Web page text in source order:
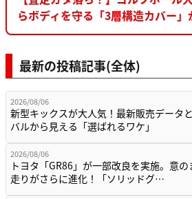
らボディを守る「3層構造カバー」
最新の投稿記事(全体)
2026/08/06
新型キックスが大人気！最新販売データ
バルから見える「選ばれるワケ」
2026/08/06
トヨタ「GR86」が一部改良を実施。意の
走りがさらに進化！「ソリッドグ…